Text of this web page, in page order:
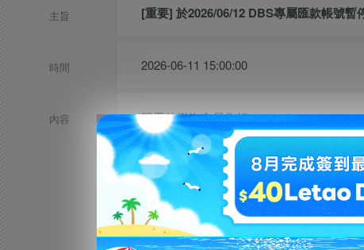
主旨 [重要] 於2026/06/12 DBS專屬匯款帳號暫
時間 2026-06-11 15:00:00
內容 親愛的樂淘會員您好：
為提升交易安全及系統維護作業，DBS專
維護期間如有匯款需求，請先改以 恆生
系統恢復正常後將另行公告通知。